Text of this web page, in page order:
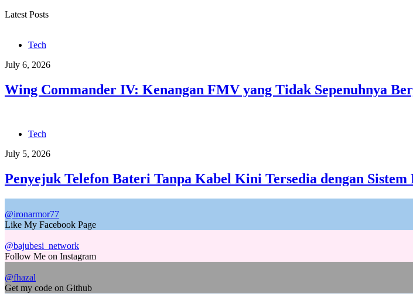
Latest Posts
Tech
July 6, 2026
Wing Commander IV: Kenangan FMV yang Tidak Sepenuhnya
Tech
July 5, 2026
Penyejuk Telefon Bateri Tanpa Kabel Kini Tersedia dengan
@ironarmor77
Like My Facebook Page
@bajubesi_network
Follow Me on Instagram
@fhazal
Get my code on Github